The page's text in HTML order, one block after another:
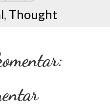
, Thought